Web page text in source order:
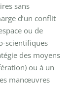
sans
d’un conflit
ou de
scientifiques
des moyens
ou à un
manœuvres